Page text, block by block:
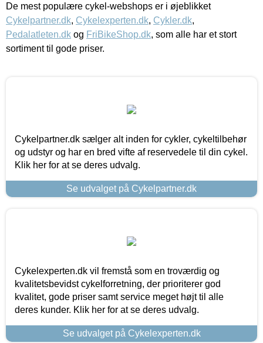
De mest populære cykel-webshops er i øjeblikket
Cykelpartner.dk, Cykelexperten.dk, Cykler.dk,
Pedalatleten.dk og FriBikeShop.dk, som alle har et stort
sortiment til gode priser.
Cykelpartner.dk sælger alt inden for cykler, cykeltilbehør
og udstyr og har en bred vifte af reservedele til din cykel.
Klik her for at se deres udvalg.
Se udvalget på Cykelpartner.dk
Cykelexperten.dk vil fremstå som en troværdig og
kvalitetsbevidst cykelforretning, der prioriterer god
kvalitet, gode priser samt service meget højt til alle
deres kunder. Klik her for at se deres udvalg.
Se udvalget på Cykelexperten.dk